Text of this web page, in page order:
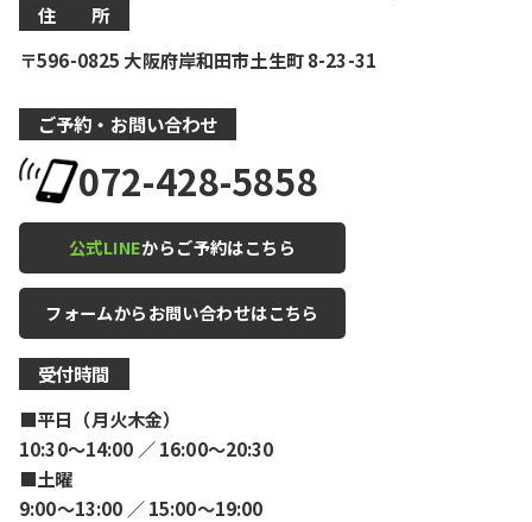
住 所
〒596-0825 大阪府岸和田市土生町 8-23-31
ご予約・お問い合わせ
072-428-5858
公式LINEからご予約はこちら
フォームからお問い合わせはこちら
受付時間
■平日（月火木金）
10:30〜14:00 ／ 16:00〜20:30
■土曜
9:00〜13:00 ／ 15:00〜19:00